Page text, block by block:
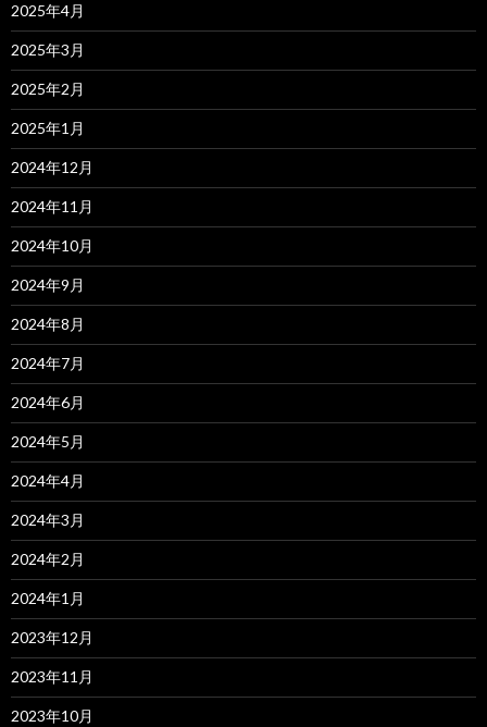
2025年4月
2025年3月
2025年2月
2025年1月
2024年12月
2024年11月
2024年10月
2024年9月
2024年8月
2024年7月
2024年6月
2024年5月
2024年4月
2024年3月
2024年2月
2024年1月
2023年12月
2023年11月
2023年10月